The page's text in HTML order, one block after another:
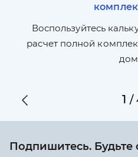
Воспользуйтесь
расчет полной
1 /
Подпишитесь. Будьте